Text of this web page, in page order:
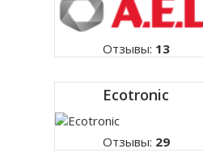
Отзывы: 13
Ecotronic
Отзывы: 29